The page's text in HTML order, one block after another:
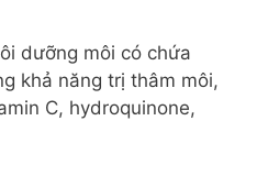
dưỡng môi có chứa
khả năng trị thâm môi,
C, hydroquinone,